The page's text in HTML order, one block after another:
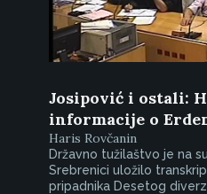
Josipović i ostali:
informacije o
Haris Rovčanin
Državno tužilaštvo je na
Srebrenici uložilo
pripadnika Desetog